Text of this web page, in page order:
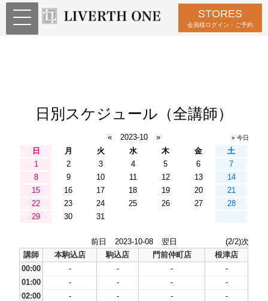
STORES
会員様ログイン・ご予約
日別スケジュール（全講師）
« 2023-10 » » 今日
日 月 火 水 木 金
土
1
2 3 4 5 6
7
8
9 10 11 12 13
14
15
16 17 18 19 20
21
22
23 24 25 26 27
28
29
30 31
前日 2023-10-08 翌日
(2/2)次
講師
本駒込店 駒込店 門前仲町店
根津店
00:00
- - -
-
01:00
- - -
-
02:00
- - -
-